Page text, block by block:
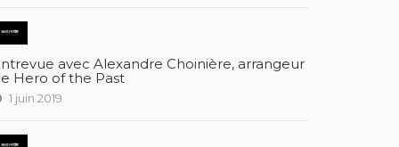
avec Alexandre Choinière, arrangeur
Hero of the Past
1 juin 2019